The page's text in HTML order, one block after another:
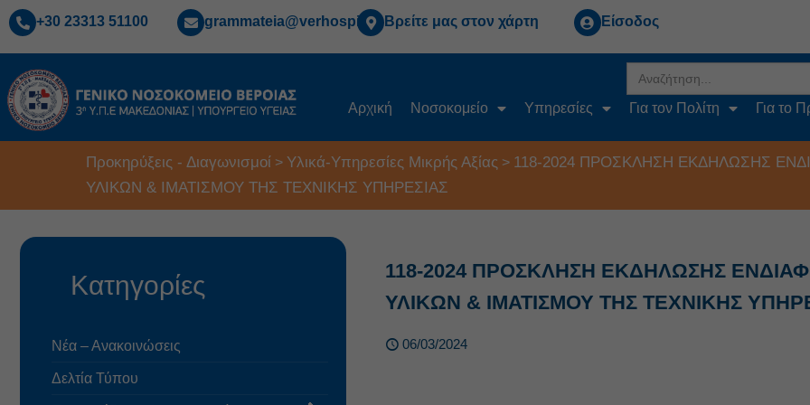
+30 23313 51100 grammateia@verhospi.gr Βρείτε μας στον χάρτη Είσοδος
for:
Αρχική Νοσοκομείο Υπηρεσίες Για τον Πολίτη Για το
Προκηρύξεις - Διαγωνισμοί > Υλικά-Υπηρεσίες Μικρής Αξίας > 118-2024 ΠΡΟΣΚΛΗΣΗ ΕΚΔΗΛΩΣΗΣ
ΥΛΙΚΩΝ & ΙΜΑΤΙΣΜΟΥ ΤΗΣ ΤΕΧΝΙΚΗΣ ΥΠΗΡΕΣΙΑΣ
118-2024 ΠΡΟΣΚΛΗΣΗ ΕΚΔΗΛΩΣΗΣ
ΥΛΙΚΩΝ & ΙΜΑΤΙΣΜΟΥ ΤΗΣ ΤΕΧΝΙΚΗΣ
06/03/2024
Κατηγορίες
Νέα – Ανακοινώσεις
Δελτία Τύπου